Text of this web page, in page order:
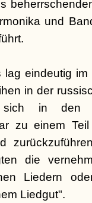
und
eindeutig
in der
in den
zu einem
die
Liedern
Liedgut".